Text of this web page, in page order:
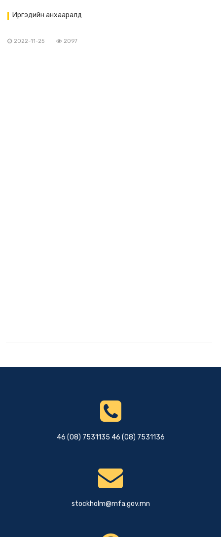
Иргэдийн анхааралд
2022-11-25 2097
46 (08) 7531135 46 (08) 7531136
stockholm@mfa.gov.mn